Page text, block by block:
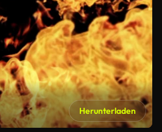
Herunterladen